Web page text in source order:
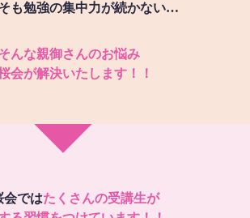
そも勉強の集中力が続かない…
んな親御さんのお悩み
会が解決いたします！！
会ではたくさんの受講生が